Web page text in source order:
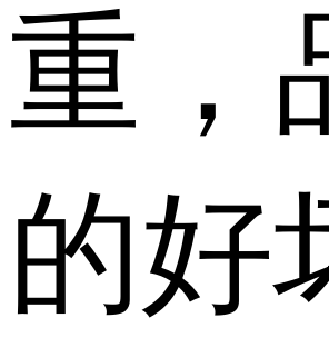
重，
的好